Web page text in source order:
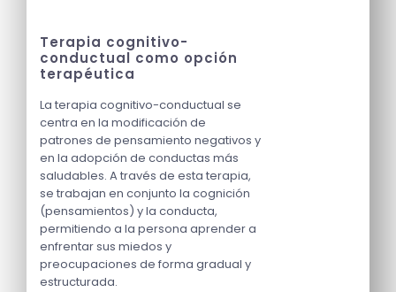
Terapia cognitivo-
conductual como opción
terapéutica
La terapia cognitivo-conductual se
centra en la modificación de
patrones de pensamiento negativos y
en la adopción de conductas más
saludables. A través de esta terapia,
se trabajan en conjunto la cognición
(pensamientos) y la conducta,
permitiendo a la persona aprender a
enfrentar sus miedos y
preocupaciones de forma gradual y
estructurada.